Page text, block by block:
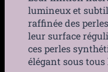
lumineux et
raffinée des
leur surface
ces perles
élégant sous tous